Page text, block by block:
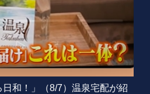
和！」（8/7）温泉宅配が紹